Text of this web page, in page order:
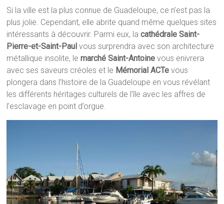
Si la ville est la plus connue de Guadeloupe, ce n’est pas la
plus jolie. Cependant, elle abrite quand même quelques sites
intéressants à découvrir. Parmi eux, lacathédrale Saint-
Pierre-et-Saint-Paul vous surprendra avec son architecture
métallique insolite, lemarché Saint-Antoinevous enivrera
avec ses saveurs créoles et le Mémorial ACTevous
plongera dans l’histoire de la Guadeloupe en vous révélant
les différents héritages culturels de l’île avec les affres de
l’esclavage en point d’orgue.